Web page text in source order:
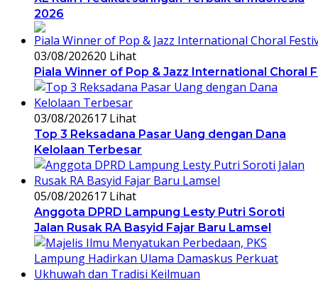
2026
03/08/202620 Lihat
Piala Winner of Pop & Jazz International Choral
03/08/202617 Lihat
Top 3 Reksadana Pasar Uang dengan Dana
Kelolaan Terbesar
05/08/202617 Lihat
Anggota DPRD Lampung Lesty Putri Soroti
Jalan Rusak RA Basyid Fajar Baru Lamsel